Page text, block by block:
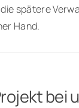
spätere
Hand.
bei